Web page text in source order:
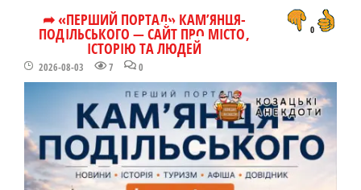
➦ «ПЕРШИЙ ПОРТАЛ» КАМ’ЯНЦЯ-
ПОДІЛЬСЬКОГО — САЙТ ПРО МІСТО,
ІСТОРІЮ ТА ЛЮДЕЙ
2026-08-03 7 0
0